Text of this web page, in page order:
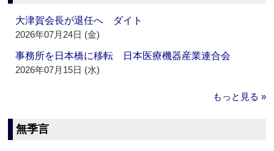
大津賀会長が退任へ ダイト
2026年07月24日 (金)
事務所を日本橋に移転 日本医療機器産業連合会
2026年07月15日 (水)
もっと見る »
無季言